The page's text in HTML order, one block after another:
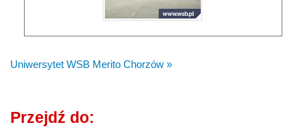
Uniwersytet WSB Merito Chorzów »
Przejdź do: